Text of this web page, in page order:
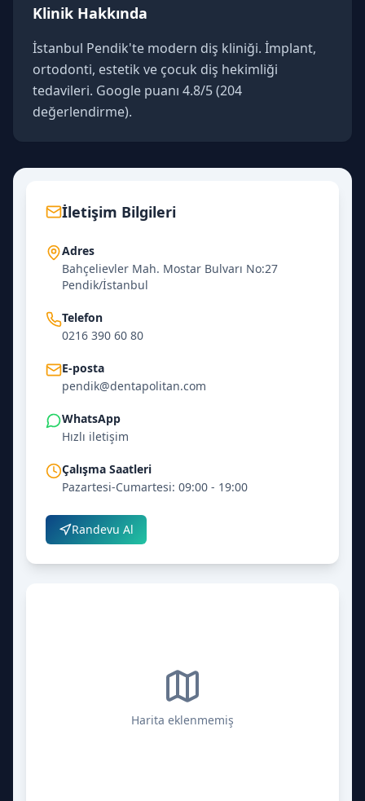
Klinik Hakkında
İstanbul Pendik'te modern diş kliniği. İmplant,
ortodonti, estetik ve çocuk diş hekimliği
tedavileri. Google puanı 4.8/5 (204
değerlendirme).
İletişim Bilgileri
Adres
Bahçelievler Mah. Mostar Bulvarı No:27
Pendik/İstanbul
Telefon
0216 390 60 80
E-posta
pendik@dentapolitan.com
WhatsApp
Hızlı iletişim
Çalışma Saatleri
Pazartesi-Cumartesi: 09:00 - 19:00
Randevu Al
Harita eklenmemiş